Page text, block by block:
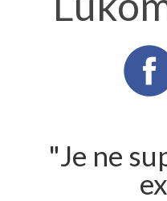
"Je ne